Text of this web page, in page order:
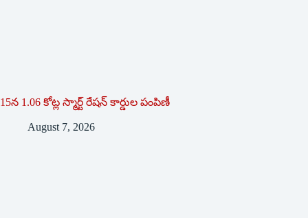
15న 1.06 కోట్ల స్మార్ట్ రేషన్ కార్డుల పంపిణీ
August 7, 2026